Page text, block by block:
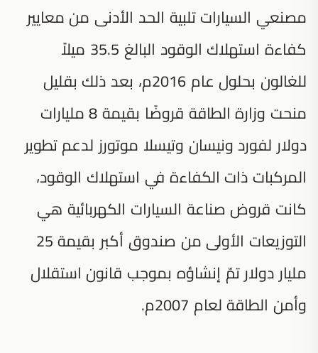
مصنعي السيارات تلبية الحد الأدنى من معايير
كفاءة استهلاك الوقود البالغ 35.5 ميلاً
للغالون بحلول عام 2016م، بعد ذلك بقليل
منحت وزارة الطاقة قروضًا بقيمة 8 مليارات
دولار لفورد ونيسان وتيسلا موتورز لدعم تطوير
المركبات ذات الكفاءة في استهلاك الوقود،
كانت قروض صناعة السيارات الكهربائية هي
التوزيعات الأولى من صندوق أكبر بقيمة 25
مليار دولار تمّ إنشاؤه بموجب قانون استقلال
وأمن الطاقة لعام 2007م.